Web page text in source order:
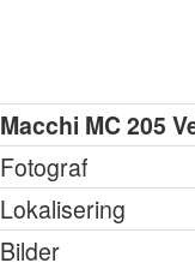
Macchi MC 205
Fotograf
Lokalisering
Bilder